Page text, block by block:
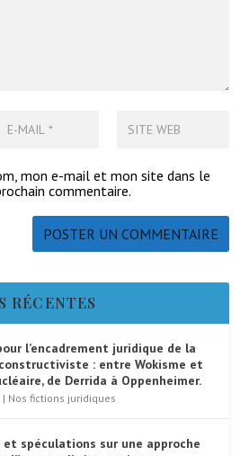
mon e-mail et mon site dans le
commentaire.
RÉCENTES
l’encadrement juridique de la
: entre Wokisme et
de Derrida à Oppenheimer.
| Nos fictions juridiques
spéculations sur une approche